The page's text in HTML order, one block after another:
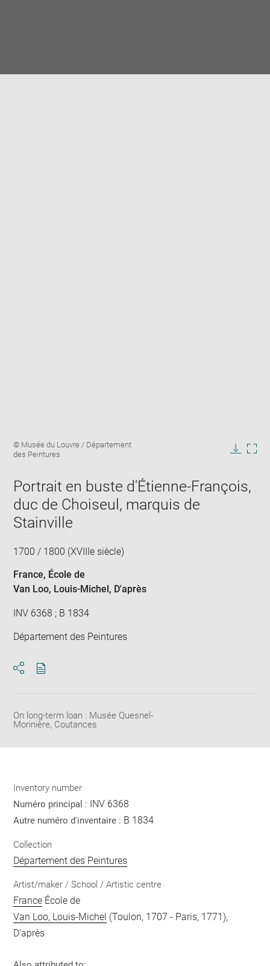
window
Image
caption:
© Musée du Louvre / Département
des Peintures
Portrait en buste d'Étienne-François,
duc de Choiseul, marquis de
Stainville
1700 / 1800 (XVIIIe siècle)
France, École de
Van Loo, Louis-Michel , D'après
INV 6368 ; B 1834
Département des Peintures
On long-term loan : Musée Quesnel-
Morinière, Coutances
Inventory number
Numéro principal :
INV 6368
Autre numéro d'inventaire : B 1834
Collection
Département des Peintures
Artist/maker / School / Artistic centre
France École de
Van Loo, Louis-Michel (Toulon, 1707 - Paris, 1771),
D'après